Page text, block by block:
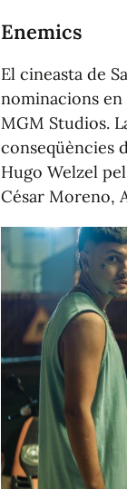
Enemics
El cineasta de
nominacions
MGM Studios.
conseqüències
Hugo Welzel
César Moreno,